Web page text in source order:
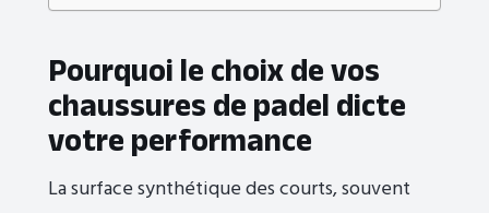
Pourquoi le choix de vos
chaussures de padel dicte
votre performance
La surface synthétique des courts, souvent